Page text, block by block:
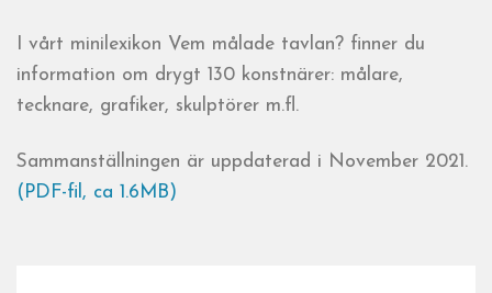
I vårt minilexikon Vem målade tavlan? finner du
information om drygt 130 konstnärer: målare,
tecknare, grafiker, skulptörer m.fl.
Sammanställningen är uppdaterad i November 2021.
(PDF-fil, ca 1.6MB)